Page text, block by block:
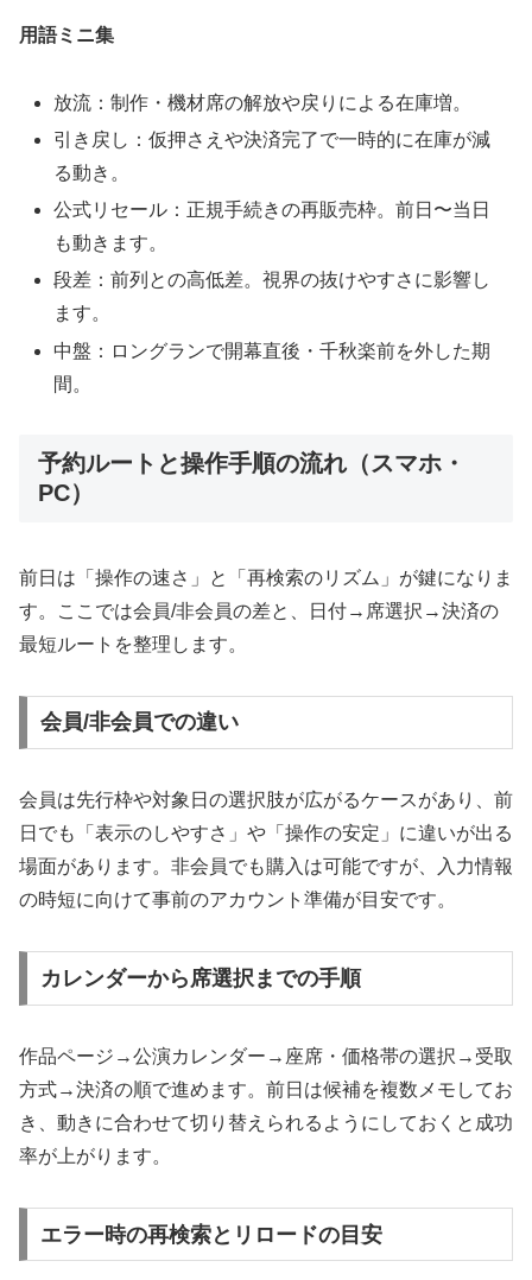
用語ミニ集
放流：制作・機材席の解放や戻りによる在庫増。
引き戻し：仮押さえや決済完了で一時的に在庫が減
る動き。
公式リセール：正規手続きの再販売枠。前日〜当日
も動きます。
段差：前列との高低差。視界の抜けやすさに影響し
ます。
中盤：ロングランで開幕直後・千秋楽前を外した期
間。
予約ルートと操作手順の流れ（スマホ・
PC）
前日は「操作の速さ」と「再検索のリズム」が鍵になりま
す。ここでは会員/非会員の差と、日付→席選択→決済の
最短ルートを整理します。
会員/非会員での違い
会員は先行枠や対象日の選択肢が広がるケースがあり、前
日でも「表示のしやすさ」や「操作の安定」に違いが出る
場面があります。非会員でも購入は可能ですが、入力情報
の時短に向けて事前のアカウント準備が目安です。
カレンダーから席選択までの手順
作品ページ→公演カレンダー→座席・価格帯の選択→受取
方式→決済の順で進めます。前日は候補を複数メモしてお
き、動きに合わせて切り替えられるようにしておくと成功
率が上がります。
エラー時の再検索とリロードの目安